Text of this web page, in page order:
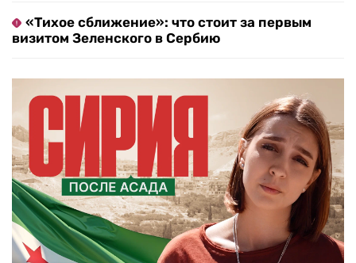
«Тихое сближение»: что стоит за первым
визитом Зеленского в Сербию